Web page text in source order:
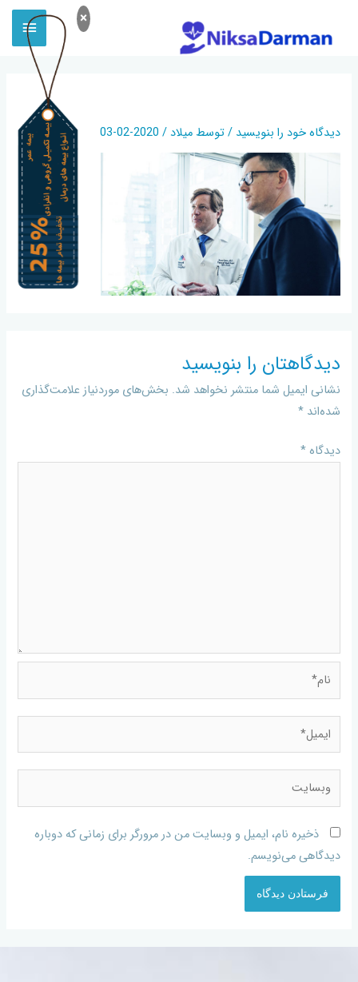
×
دیدگاه‌ خود را بنویسید / توسطمیلاد/
2020-02-03
دیدگاهتان را بنویسید
نشانی ایمیل شما منتشر نخواهد شد. بخش‌های موردنیاز علامت‌گذاری
شده‌اند*
دیدگاه*
ذخیره نام، ایمیل و وبسایت من در مرورگر برای زمانی که دوباره
دیدگاهی می‌نویسم.